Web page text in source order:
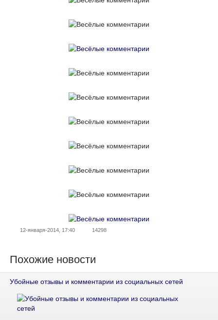
12-января-2014, 17:40 14298
Похожие новости
Убойные отзывы и комментарии из социальных сетей